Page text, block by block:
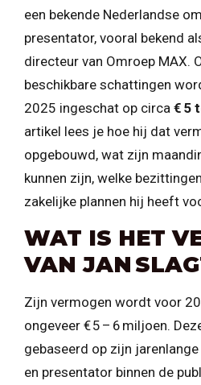
een bekende Nederlandse
presentator, vooral bekend
directeur van Omroep MAX.
beschikbare schattingen
2025 ingeschat op circa € 5
artikel lees je hoe hij dat
opgebouwd, wat zijn
kunnen zijn, welke
zakelijke plannen hij heeft
WAT IS HET
VAN JAN
Zijn vermogen wordt voor
ongeveer € 5 – 6 miljoen.
gebaseerd op zijn
en presentator binnen de